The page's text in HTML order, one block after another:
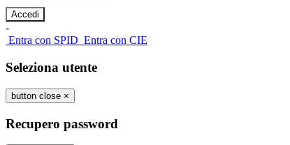
-
Entra con SPID Entra con CIE
Seleziona utente
button close ×
Recupero password